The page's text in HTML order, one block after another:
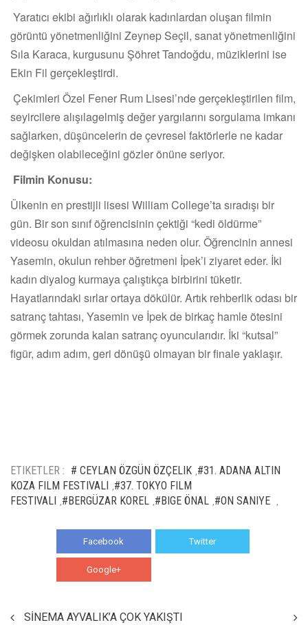
Yaratıcı ekibi ağırlıklı olarak kadınlardan oluşan filmin
görüntü yönetmenliğini Zeynep Seçil, sanat yönetmenliğini
Sıla Karaca, kurgusunu Şöhret Tandoğdu, müziklerini ise
Ekin Fil gerçekleştirdi.
Çekimleri Özel Fener Rum Lisesi’nde gerçekleştirilen film,
seyircilere alışılagelmiş değer yargılarını sorgulama imkanı
sağlarken, düşüncelerin de çevresel faktörlerle ne kadar
değişken olabileceğini gözler önüne seriyor.
Filmin Konusu:
Ülkenin en prestijli lisesi William College’ta sıradışı bir
gün. Bir son sınıf öğrencisinin çektiği “kedi öldürme”
videosu okuldan atılmasına neden olur. Öğrencinin annesi
Yasemin, okulun rehber öğretmeni İpek’i ziyaret eder. İki
kadın diyalog kurmaya çalıştıkça birbirini tüketir.
Hayatlarındaki sırlar ortaya dökülür. Artık rehberlik odası bir
satranç tahtası, Yasemin ve İpek de birkaç hamle ötesini
görmek zorunda kalan satranç oyuncularıdır. İki “kutsal”
figür, adım adım, geri dönüşü olmayan bir finale yaklaşır.
ETIKETLER : # CEYLAN ÖZGÜN ÖZÇELIK #31. ADANA ALTIN
KOZA FILM FESTIVALI #37. TOKYO FILM
FESTIVALI #BERGÜZAR KOREL #BIGE ÖNAL #ON SANIYE
Facebook Twitter
Google+
SİNEMA AYVALIK’A ÇOK YAKIŞTI